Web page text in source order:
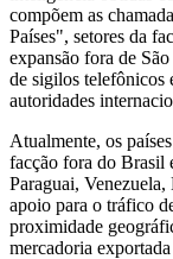
compõem as
Países", setores da
expansão fora de
de sigilos telefônicos
autoridades
Atualmente, os
facção fora do Brasil
Paraguai,
apoio para o tráfico
proximidade
mercadoria